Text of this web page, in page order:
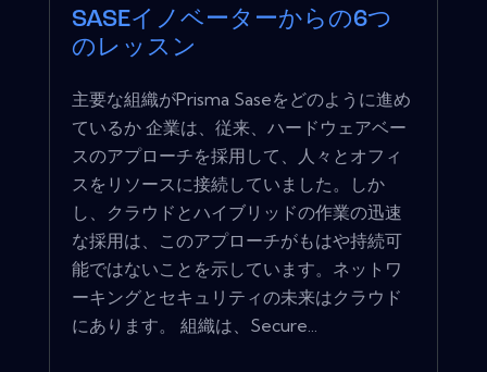
SASEイノベーターからの6つ
のレッスン
主要な組織がPrisma Saseをどのように進め
ているか 企業は、従来、ハードウェアベー
スのアプローチを採用して、人々とオフィ
スをリソースに接続していました。しか
し、クラウドとハイブリッドの作業の迅速
な採用は、このアプローチがもはや持続可
能ではないことを示しています。ネットワ
ーキングとセキュリティの未来はクラウド
にあります。 組織は、Secure...